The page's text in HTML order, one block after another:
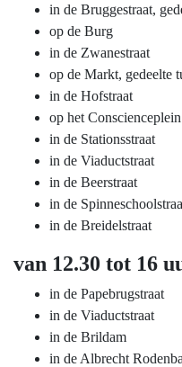
in de Bruggestraat,
op de Burg
in de Zwanestraat
op de Markt, gedeelte
in de Hofstraat
op het Conscienceplein
in de Stationsstraat
in de Viaductstraat
in de Beerstraat
in de
in de Breidelstraat
van 12.30 tot 16
in de Papebrugstraat
in de Viaductstraat
in de Brildam
in de Albrecht